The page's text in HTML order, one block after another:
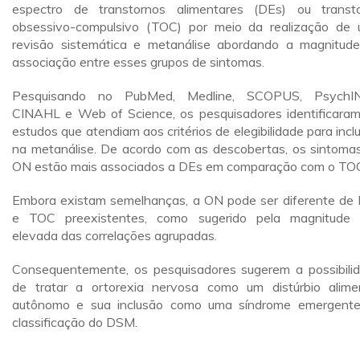
espectro de transtornos alimentares (DEs) ou
obsessivo-compulsivo (TOC) por meio da realização de
revisão sistemática e metanálise abordando a
associação entre esses grupos de sintomas.
Pesquisando no PubMed, Medline, SCOPUS,
CINAHL e Web of Science, os pesquisadores
estudos que atendiam aos critérios de elegibilidade para
na metanálise. De acordo com as descobertas, os
ON estão mais associados a DEs em comparação com o
Embora existam semelhanças, a ON pode ser diferente de
e TOC preexistentes, como sugerido pela magnitude
elevada das correlações agrupadas.
Consequentemente, os pesquisadores sugerem a
de tratar a ortorexia nervosa como um distúrbio
autônomo e sua inclusão como uma síndrome
classificação do DSM.